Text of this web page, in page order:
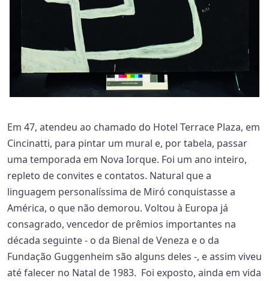
Em 47, atendeu ao chamado do Hotel Terrace Plaza, em
Cincinatti, para pintar um mural e, por tabela, passar
uma temporada em Nova Iorque. Foi um ano inteiro,
repleto de convites e contatos. Natural que a
linguagem personalíssima de Miró conquistasse a
América, o que não demorou. Voltou à Europa já
consagrado, vencedor de prêmios importantes na
década seguinte - o da Bienal de Veneza e o da
Fundação Guggenheim são alguns deles -, e assim viveu
até falecer no Natal de 1983. Foi exposto, ainda em vida